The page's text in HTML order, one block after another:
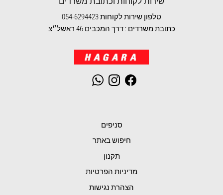
טלפון שירות לקוחות 054-6294423
כתובת משרדים : דרך המכבים 46 ראשל״צ
Facebook
Instagram
WhatsApp
סניפים
חיפוש באתר
תקנון
מדיניות הפרטיות
הצהרת נגישות